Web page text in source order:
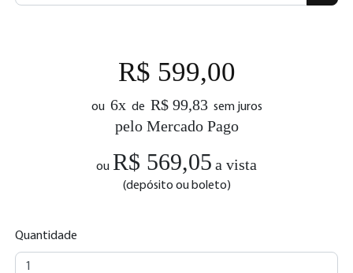
R$ 599,00
ou 6x de R$ 99,83 sem juros
pelo Mercado Pago
ou R$ 569,05 a vista
(depósito ou boleto)
Quantidade